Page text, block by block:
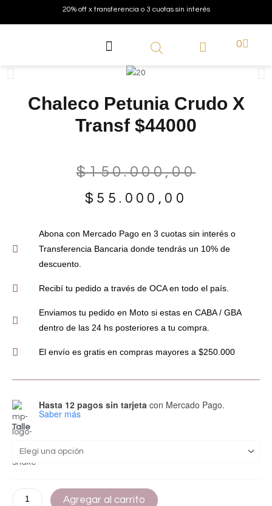
20% off x transferencia o 3 cuotas sin interés
0
Chaleco Petunia Crudo X
Transf $44000
$150.000,00
$ 55.000,00
Abona con Mercado Pago en 3 cuotas sin interés o
Transferencia Bancaria donde tendrás un 10% de
descuento.
Recibí tu pedido a través de OCA en todo el país.
Enviamos tu pedido en Moto si estas en CABA / GBA
dentro de las 24 hs posteriores a tu compra.
El envío es gratis en compras mayores a $250.000
Hasta 12 pagos sin tarjeta con Mercado Pago.
Saber más
Talle
Agregar al carrito